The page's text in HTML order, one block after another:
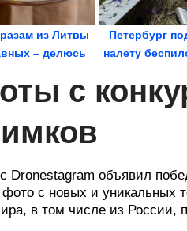
из Литвы
– делюсь
Петербург
налету
с
Dronestagram объявил
с новых и уникальных
в том числе из